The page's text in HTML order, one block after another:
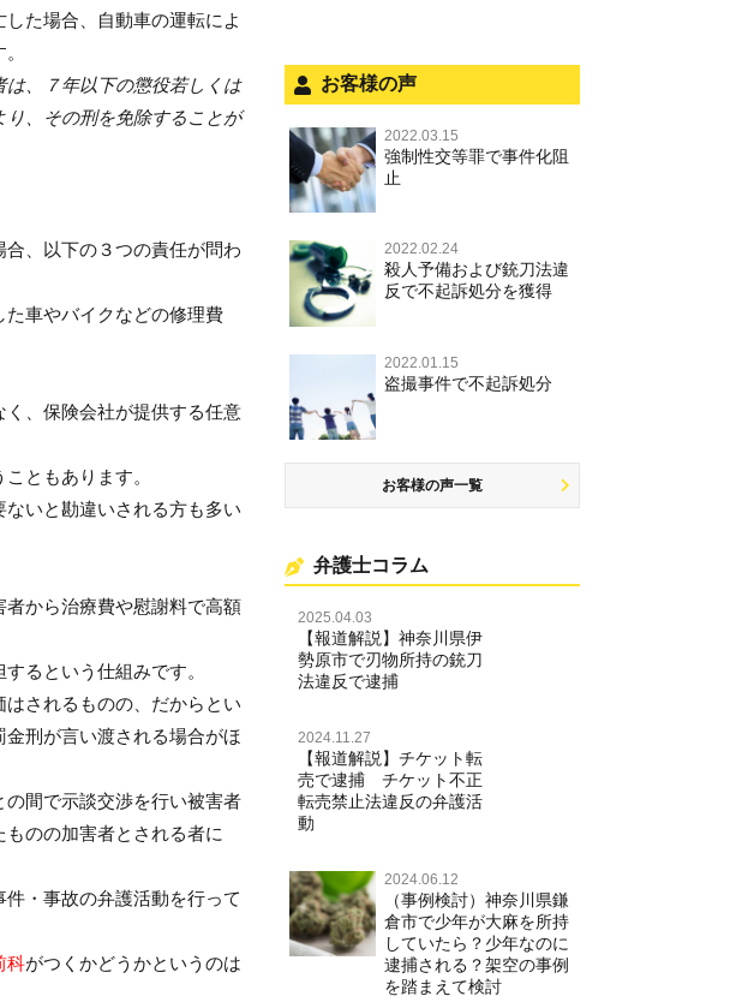
た場合、自動車の運転によ
、７年以下の懲役若しくは
、その刑を免除することが
、以下の３つの責任が問わ
車やバイクなどの修理費
、保険会社が提供する任意
ともあります。
いと勘違いされる方も多い
から治療費や慰謝料で高額
るという仕組みです。
されるものの、だからとい
刑が言い渡される場合がほ
間で示談交渉を行い被害者
のの加害者とされる者に
・事故の弁護活動を行って
科がつくかどうかというのは
自首・出頭の不安や悩みを解消す
るためには
ネット犯罪
児童虐待・保護責任者遺棄
文書偽造・偽造文書行使
不正競争防止法
住居侵入等
法人と刑事事件（脱税関係，従業
員逮捕，予防法務等）
面会・差し入れ
お客様の声
2022.03.15
強制性交等罪で事件化阻
止
2022.02.24
殺人予備および銃刀法違
反で不起訴処分を獲得
2022.01.15
盗撮事件で不起訴処分
お客様の声一覧
弁護士コラム
2025.04.03
【報道解説】神奈川県伊
勢原市で刃物所持の銃刀
法違反で逮捕
2024.11.27
【報道解説】チケット転
売で逮捕 チケット不正
転売禁止法違反の弁護活
動
2024.06.12
（事例検討）神奈川県鎌
倉市で少年が大麻を所持
していたら？少年なのに
逮捕される？架空の事例
を踏まえて検討